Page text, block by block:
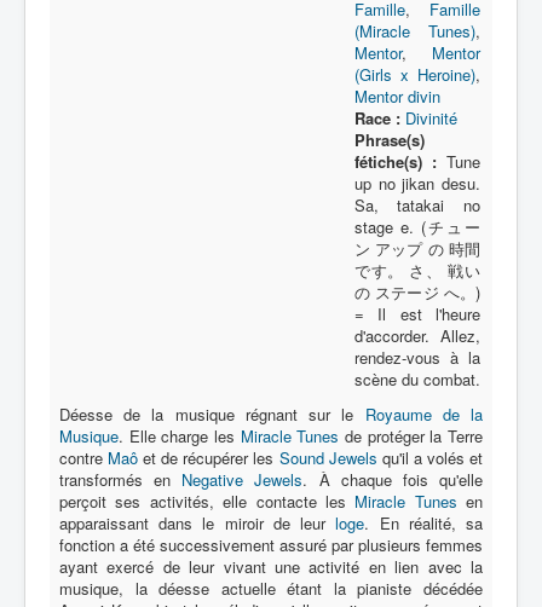
Famille, Famille
(Miracle Tunes),
Mentor, Mentor
(Girls x Heroine),
Mentor divin
Race : Divinité
Phrase(s)
fétiche(s) :Tune
up no jikan desu.
Sa, tatakai no
stage e. (チュー
ン アップ の 時間
です。 さ、 戦い
の ステージ へ。)
= Il est l'heure
d'accorder. Allez,
rendez-vous à la
scène du combat.
Déesse de la musique régnant sur le Royaume de la
Musique. Elle charge les Miracle Tunes de protéger la Terre
contre Maô et de récupérer les Sound Jewels qu'il a volés et
transformés en Negative Jewels. À chaque fois qu'elle
perçoit ses activités, elle contacte les Miracle Tunes en
apparaissant dans le miroir de leurloge. En réalité, sa
fonction a été successivement assuré par plusieurs femmes
ayant exercé de leur vivant une activité en lien avec la
musique, la déesse actuelle étant la pianiste décédée